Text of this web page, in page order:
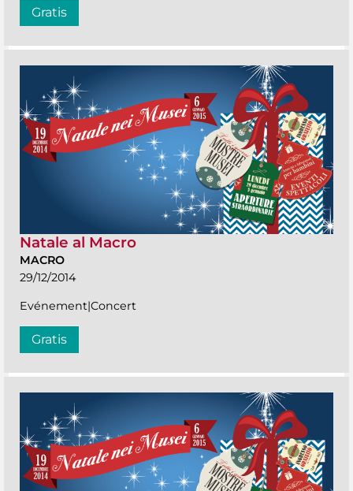
Gratis
Natale al Macro
MACRO
29/12/2014
Evénement|Concert
Gratis